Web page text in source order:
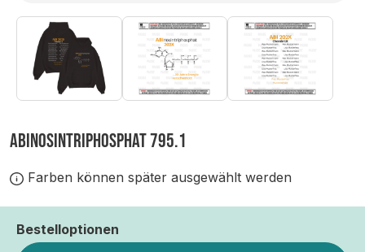
ABINOSINTRIPHOSPHAT 795.1
Farben können später ausgewählt werden
Bestelloptionen